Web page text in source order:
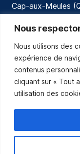
Nous
Nous utilisons des
expérience de
contenus
cliquant sur « Tout
utilisation des
Cap-aux-Meules
418 986-3100
Composez le 1 en
Abonnez-
Abonnez-vous
de la